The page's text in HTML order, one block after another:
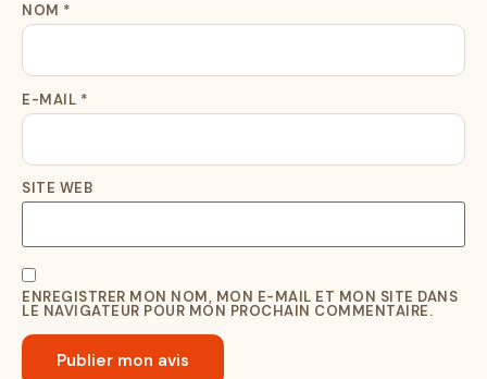
NOM *
E-MAIL *
SITE WEB
ENREGISTRER MON NOM, MON E-MAIL ET MON SITE DANS
LE NAVIGATEUR POUR MON PROCHAIN COMMENTAIRE.